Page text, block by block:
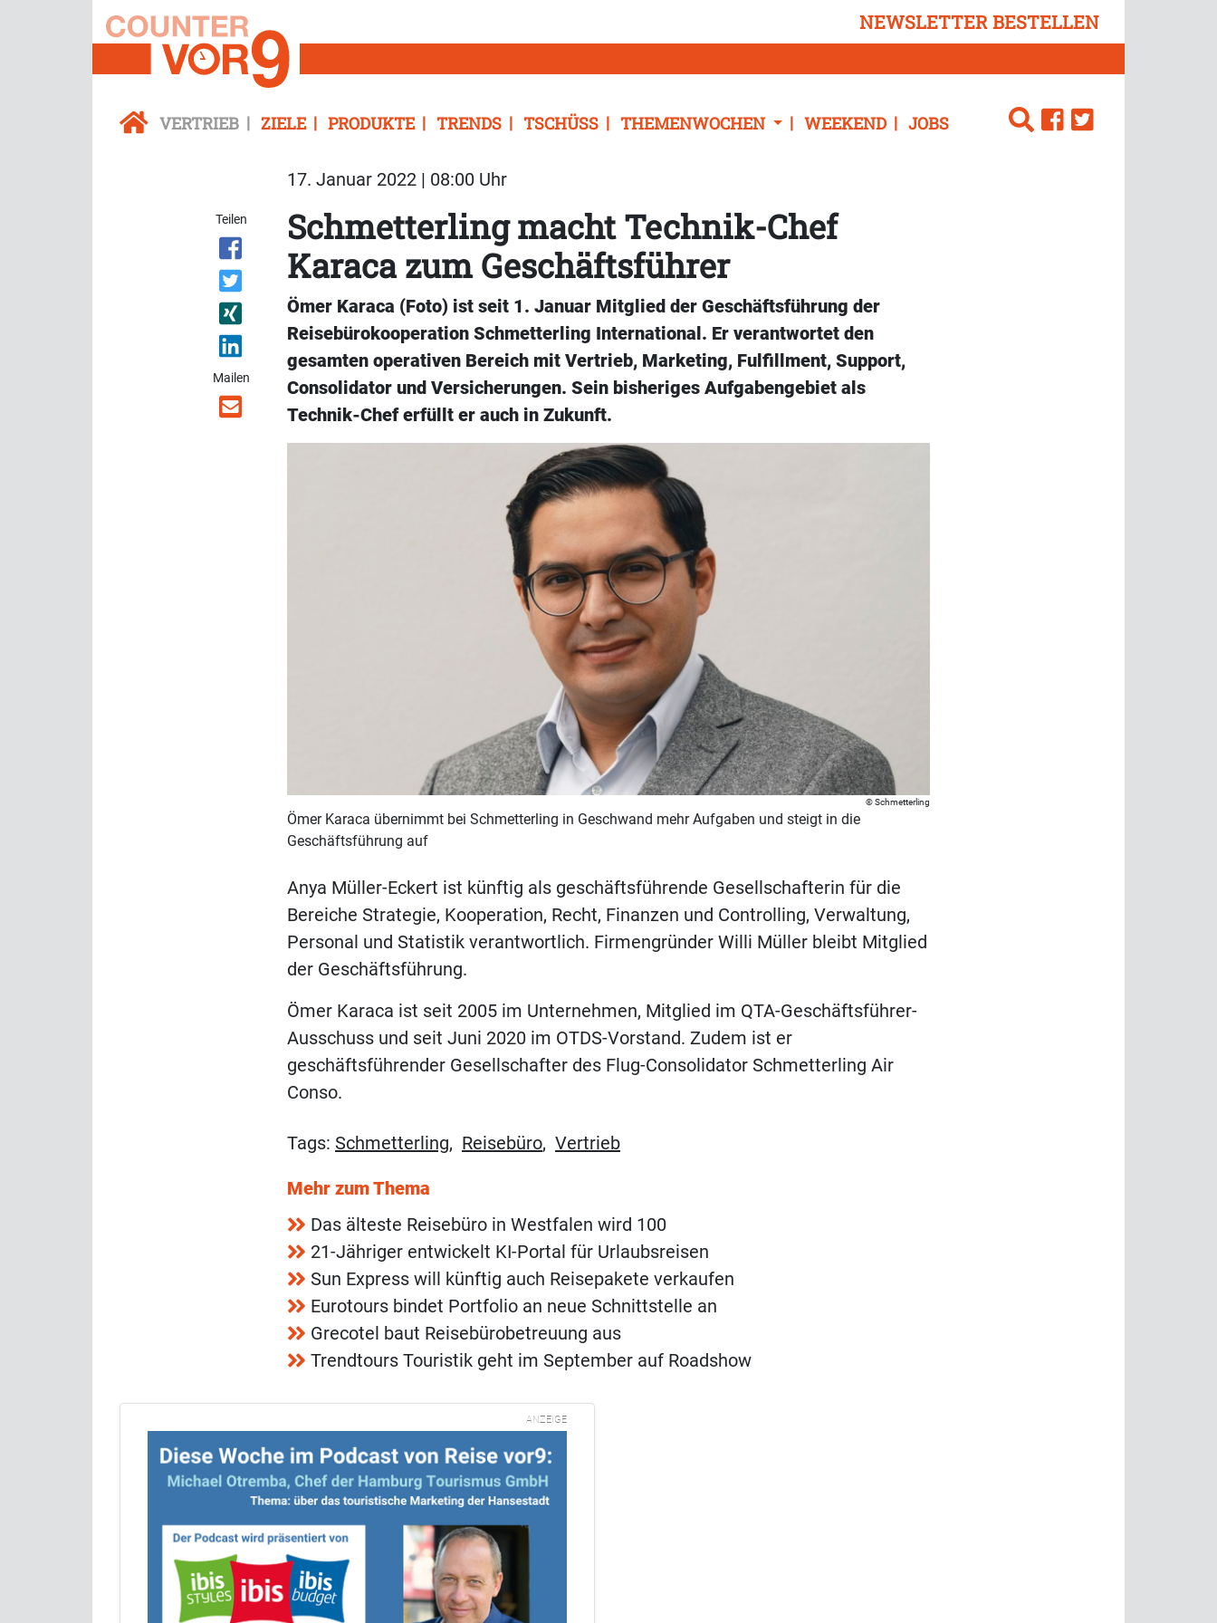
NEWSLETTER BESTELLEN
VERTRIEB ZIELE PRODUKTE TRENDS TSCHÜSS THEMENWOCHEN WEEKEND JOBS
17. Januar 2022 | 08:00 Uhr
Teilen
Mailen
Schmetterling macht Technik-Chef
Karaca zum Geschäftsführer
Ömer Karaca (Foto) ist seit 1. Januar Mitglied der Geschäftsführung der
Reisebürokooperation Schmetterling International. Er verantwortet den
gesamten operativen Bereich mit Vertrieb, Marketing, Fulfillment, Support,
Consolidator und Versicherungen. Sein bisheriges Aufgabengebiet als
Technik-Chef erfüllt er auch in Zukunft.
Schmetterling
Ömer Karaca übernimmt bei Schmetterling in Geschwand mehr Aufgaben und steigt in die
Geschäftsführung auf
Anya Müller-Eckert ist künftig als geschäftsführende Gesellschafterin für die
Bereiche Strategie, Kooperation, Recht, Finanzen und Controlling, Verwaltung,
Personal und Statistik verantwortlich. Firmengründer Willi Müller bleibt Mitglied
der Geschäftsführung.
Ömer Karaca ist seit 2005 im Unternehmen, Mitglied im QTA-Geschäftsführer-
Ausschuss und seit Juni 2020 im OTDS-Vorstand. Zudem ist er
geschäftsführender Gesellschafter des Flug-Consolidator Schmetterling Air
Conso.
Tags: Schmetterling, Reisebüro, Vertrieb
Mehr zum Thema
Das älteste Reisebüro in Westfalen wird 100
21-Jähriger entwickelt KI-Portal für Urlaubsreisen
Sun Express will künftig auch Reisepakete verkaufen
Eurotours bindet Portfolio an neue Schnittstelle an
Grecotel baut Reisebürobetreuung aus
Trendtours Touristik geht im September auf Roadshow
ANZEIGE